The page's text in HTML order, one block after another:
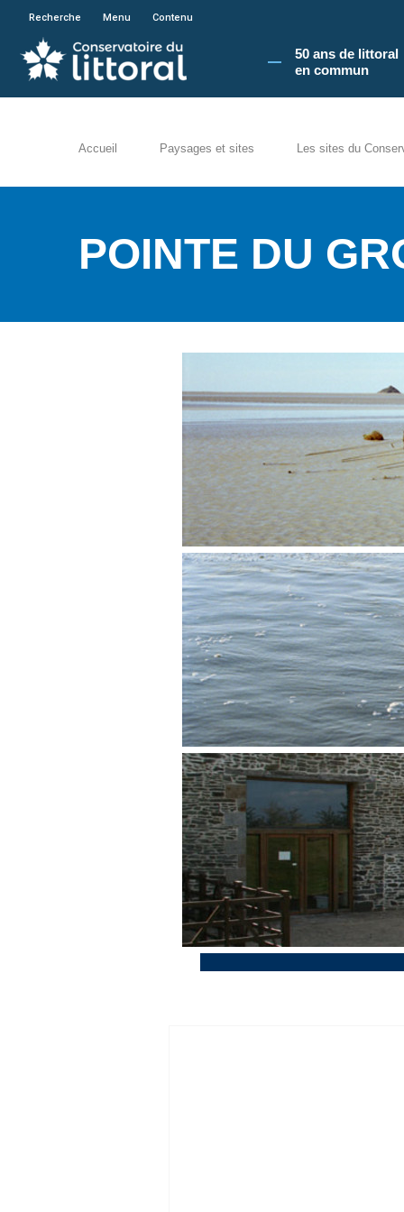
En poursuivant votre navigation sur le site
Recherche Menu Contenu
50 ans de littoral
en commun​
Accueil Paysages et sites Les sites du
POINTE DU